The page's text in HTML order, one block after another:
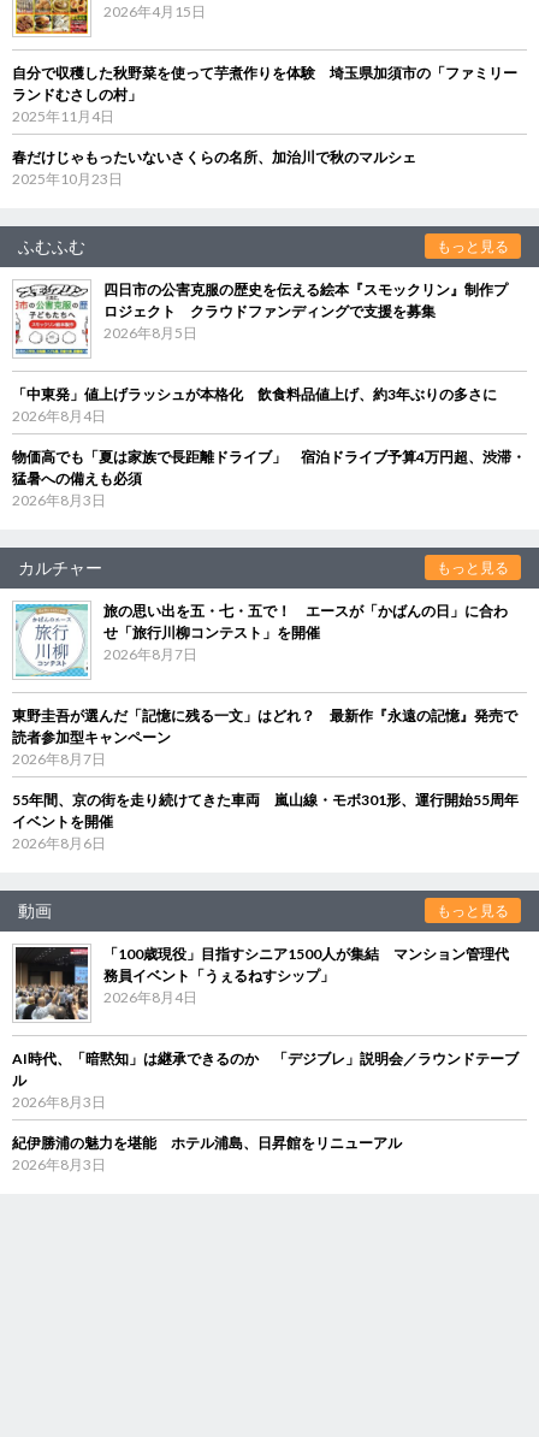
2026年4月15日
自分で収穫した秋野菜を使って芋煮作りを体験 埼玉県加須市の「ファミリー
ランドむさしの村」
2025年11月4日
春だけじゃもったいないさくらの名所、加治川で秋のマルシェ
2025年10月23日
ふむふむ もっと見る
四日市の公害克服の歴史を伝える絵本『スモックリン』制作プ
ロジェクト クラウドファンディングで支援を募集
2026年8月5日
「中東発」値上げラッシュが本格化 飲食料品値上げ、約3年ぶりの多さに
2026年8月4日
物価高でも「夏は家族で長距離ドライブ」 宿泊ドライブ予算4万円超、渋滞・
猛暑への備えも必須
2026年8月3日
カルチャー もっと見る
旅の思い出を五・七・五で！ エースが「かばんの日」に合わ
せ「旅行川柳コンテスト」を開催
2026年8月7日
東野圭吾が選んだ「記憶に残る一文」はどれ？ 最新作『永遠の記憶』発売で
読者参加型キャンペーン
2026年8月7日
55年間、京の街を走り続けてきた車両 嵐山線・モボ301形、運行開始55周年
イベントを開催
2026年8月6日
動画 もっと見る
「100歳現役」目指すシニア1500人が集結 マンション管理代
務員イベント「うぇるねすシップ」
2026年8月4日
AI時代、「暗黙知」は継承できるのか 「デジブレ」説明会／ラウンドテーブ
ル
2026年8月3日
紀伊勝浦の魅力を堪能 ホテル浦島、日昇館をリニューアル
2026年8月3日